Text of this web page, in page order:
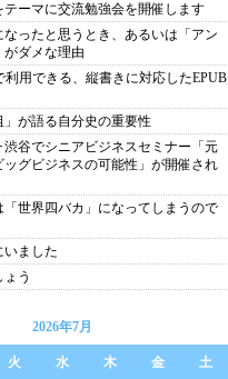
テーマに交流勉強会を開催します
なったと思うとき、あるいは「アン
ダメな理由
利用できる、縦書きに対応したEPUB
」が語る自分史の重要性
渋谷でシニアビジネスセミナー「元
ッグビジネスの可能性」が開催され
「世界四バカ」になってしまうので
いました
う
2026年7月
火 水 木 金 土